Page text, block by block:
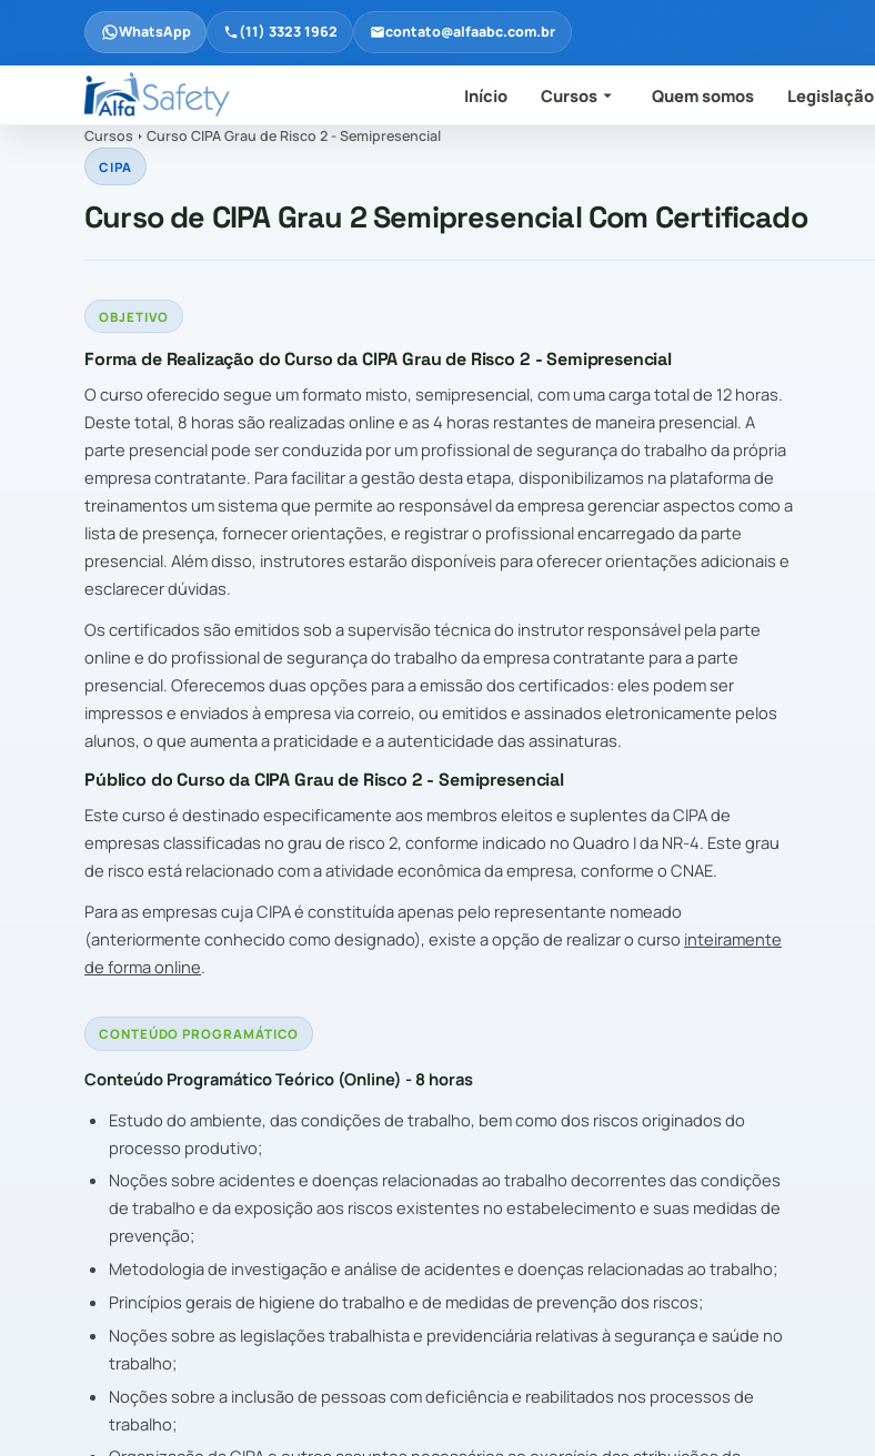
WhatsApp (11) 3323 1962 contato@alfaabc.com.br
Início Cursos Quem somos Legislação
Cursos Curso CIPA Grau de Risco 2 - Semipresencial
CIPA
Curso de CIPA Grau 2 Semipresencial Com Certificado
OBJETIVO
Forma de Realização do Curso da CIPA Grau de Risco 2 - Semipresencial
O curso oferecido segue um formato misto, semipresencial, com uma carga total de 12 horas.
Deste total, 8 horas são realizadas online e as 4 horas restantes de maneira presencial. A
parte presencial pode ser conduzida por um profissional de segurança do trabalho da própria
empresa contratante. Para facilitar a gestão desta etapa, disponibilizamos na plataforma de
treinamentos um sistema que permite ao responsável da empresa gerenciar aspectos como a
lista de presença, fornecer orientações, e registrar o profissional encarregado da parte
presencial. Além disso, instrutores estarão disponíveis para oferecer orientações adicionais e
esclarecer dúvidas.
Os certificados são emitidos sob a supervisão técnica do instrutor responsável pela parte
online e do profissional de segurança do trabalho da empresa contratante para a parte
presencial. Oferecemos duas opções para a emissão dos certificados: eles podem ser
impressos e enviados à empresa via correio, ou emitidos e assinados eletronicamente pelos
alunos, o que aumenta a praticidade e a autenticidade das assinaturas.
Público do Curso da CIPA Grau de Risco 2 - Semipresencial
Este curso é destinado especificamente aos membros eleitos e suplentes da CIPA de
empresas classificadas no grau de risco 2, conforme indicado no Quadro I da NR-4. Este grau
de risco está relacionado com a atividade econômica da empresa, conforme o CNAE.
Para as empresas cuja CIPA é constituída apenas pelo representante nomeado
(anteriormente conhecido como designado), existe a opção de realizar o curso inteiramente
de forma online.
CONTEÚDO PROGRAMÁTICO
Conteúdo Programático Teórico (Online) - 8 horas
Estudo do ambiente, das condições de trabalho, bem como dos riscos originados do
processo produtivo;
Noções sobre acidentes e doenças relacionadas ao trabalho decorrentes das condições
de trabalho e da exposição aos riscos existentes no estabelecimento e suas medidas de
prevenção;
Metodologia de investigação e análise de acidentes e doenças relacionadas ao trabalho;
Princípios gerais de higiene do trabalho e de medidas de prevenção dos riscos;
Noções sobre as legislações trabalhista e previdenciária relativas à segurança e saúde no
trabalho;
Noções sobre a inclusão de pessoas com deficiência e reabilitados nos processos de
trabalho;